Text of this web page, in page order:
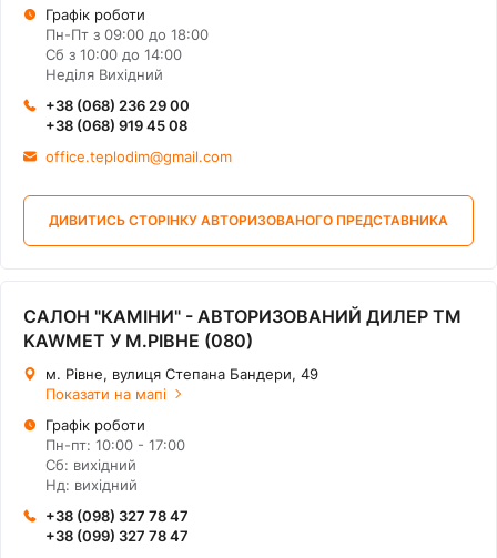
Графік роботи
Пн-Пт з 09:00 до 18:00
Сб з 10:00 до 14:00
Неділя Вихідний
+38 (068) 236 29 00
+38 (068) 919 45 08
office.teplodim@gmail.com
ДИВИТИСЬ СТОРІНКУ АВТОРИЗОВАНОГО ПРЕДСТАВНИКА
САЛОН "КАМІНИ" - АВТОРИЗОВАНИЙ ДИЛЕР ТМ
KAWMET У М.РІВНЕ (080)
м. Рівне, вулиця Степана Бандери, 49
Показати на мапі
Графік роботи
Пн-пт: 10:00 - 17:00
Сб: вихідний
Нд: вихідний
+38 (098) 327 78 47
+38 (099) 327 78 47